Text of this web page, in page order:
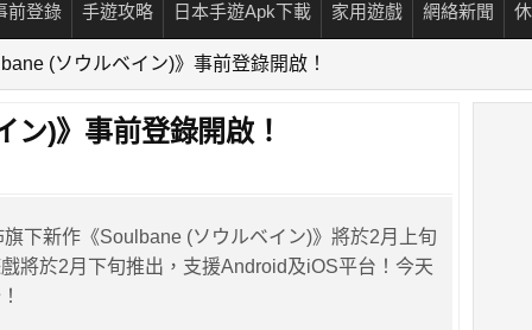
前登錄 手遊攻略 日本手遊Apk下載 家用遊戲 網絡新聞
(ソウルベイン)》事前登錄開啟！
)》事前登錄開啟！
下新作《Soulbane (ソウルベイン)》將於2月上旬
將於2月下旬推出，支援Android及iOS平台！今天